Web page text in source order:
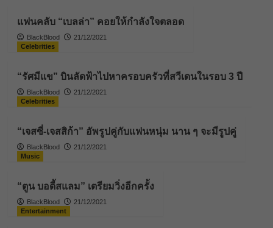
แฟนคลับ “เบลล่า” คอยให้กำลังใจตลอด
BlackBlood
21/12/2021
Celebrities
“รัศมีแข” บินลัดฟ้าไปหาครอบครัวที่สวีเดนในรอบ 3 ปี
BlackBlood
21/12/2021
Celebrities
“เจสซี่-เจสสิก้า” อัพรูปคู่กับแฟนหนุ่ม นาน ๆ จะมีรูปคู่
BlackBlood
21/12/2021
Music
“ตูน บอดี้สแลม” เตรียมวิ่งอีกครั้ง
BlackBlood
21/12/2021
Entertainment